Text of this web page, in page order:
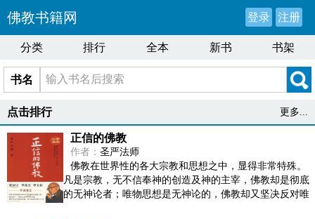
佛教书籍网 登录 注册
分类 排行 全本 新书 书架
书名
点击排行 更多...
正信的佛教
作者： 圣严法师
佛教在世界性的各大宗教和思想之中，显得非常特殊。
凡是宗教，无不信奉神的创造及神的主宰，佛教却是彻底
的无神论者；唯物思想是无神论的，佛教却又坚决反对唯